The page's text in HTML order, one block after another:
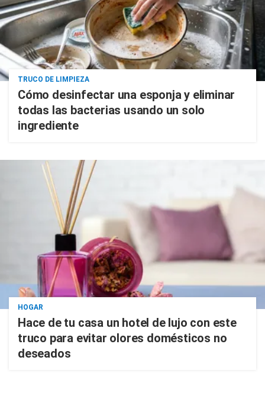
TRUCO DE LIMPIEZA
Cómo desinfectar una esponja y eliminar
todas las bacterias usando un solo
ingrediente
HOGAR
Hace de tu casa un hotel de lujo con este
truco para evitar olores domésticos no
deseados